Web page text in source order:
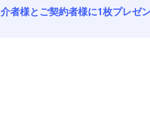
介者様とご契約者様に1枚プレゼ